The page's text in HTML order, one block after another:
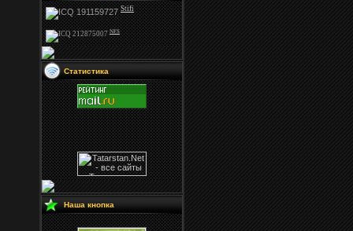
Stifi
NFS
Статистика
Наша кнопка